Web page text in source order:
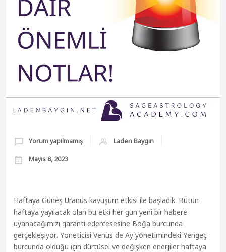
Yorum yapılmamış Laden Baygın
Mayıs 8, 2023
Haftaya Güneş Uranüs kavuşum etkisi ile başladık. Bütün
haftaya yayılacak olan bu etki her gün yeni bir habere
uyanacağımızı garanti edercesesine Boğa burcunda
gerçekleşiyor. Yöneticisi Venüs de Ay yönetimindeki Yengeç
burcunda olduğu için dürtüsel ve değişken enerjiler haftaya